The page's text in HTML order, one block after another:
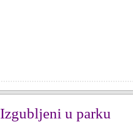
Izgubljeni u parku